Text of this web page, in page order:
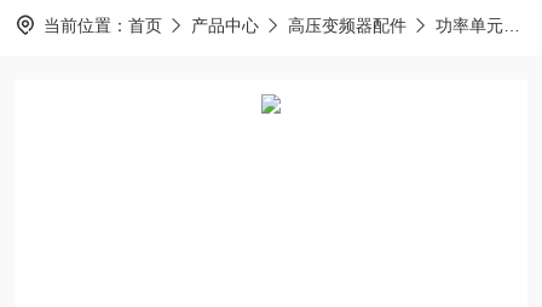
当前位置： 首页 产品中心 高压变频器配件 功率单元